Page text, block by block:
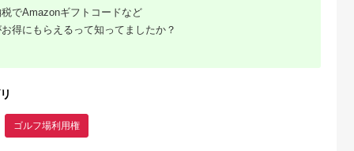
助券 プレ
でAmazonギフトコードなど
得にもらえるって知ってましたか？
ゴルフ場利用権